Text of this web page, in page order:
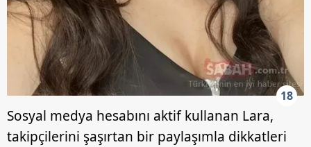
18
Sosyal medya hesabını aktif kullanan Lara,
takipçilerini şaşırtan bir paylaşımla dikkatleri